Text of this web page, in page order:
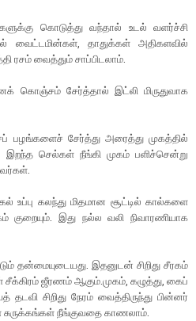
கொடுத்து வந்தால் உடல் வளர்ச்சி
வைட்டமின்கள், தாதுக்கள் அதிகளவில்
ரசம் வைத்தும் சாப்பிடலாம்.
கொஞ்சம் சேர்த்தால் இட்லி மிருதுவாக
பழங்களைச் சேர்த்து அரைத்து முகத்தில்
இறந்த செல்கள் நீங்கி முகம் பளிச்சென்று
உப்பு கலந்து மிதமான சூட்டில் கால்களை
இது நல்ல வலி நிவாரணியாக
தன்மையுடையது. இதனுடன் சிறிது சீரகம்
சீக்கிரம் ஜீரணம் ஆகும்.முகம், கழுத்து, கைப்
தடவி சிறிது நேரம் வைத்திருந்து பின்னர்
சுருக்கங்கள் நீங்குவதை காணலாம்.